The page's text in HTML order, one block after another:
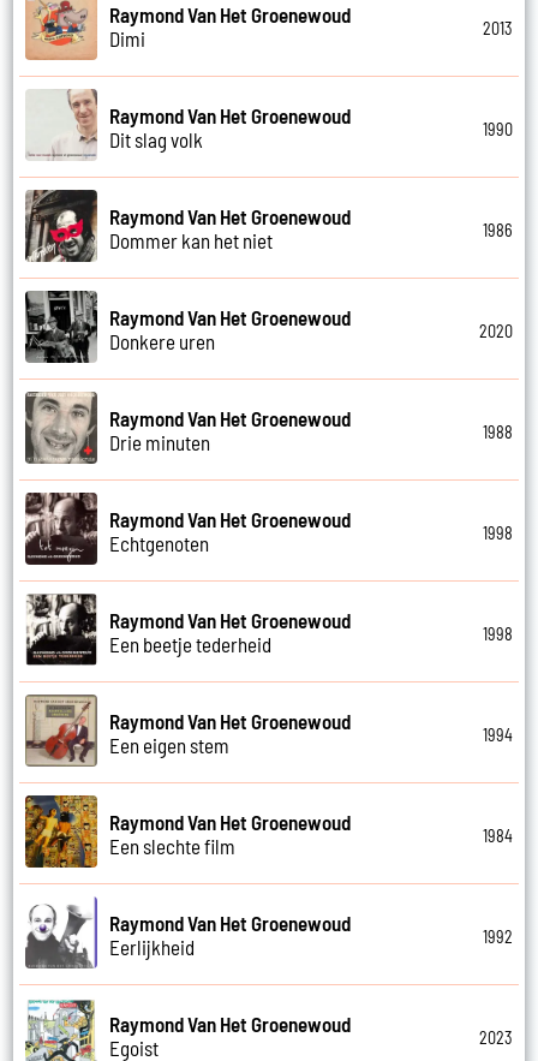
Raymond Van Het Groenewoud
Dimi
2013
Raymond Van Het Groenewoud
Dit slag volk
1990
Raymond Van Het Groenewoud
Dommer kan het niet
1986
Raymond Van Het Groenewoud
Donkere uren
2020
Raymond Van Het Groenewoud
Drie minuten
1988
Raymond Van Het Groenewoud
Echtgenoten
1998
Raymond Van Het Groenewoud
Een beetje tederheid
1998
Raymond Van Het Groenewoud
Een eigen stem
1994
Raymond Van Het Groenewoud
Een slechte film
1984
Raymond Van Het Groenewoud
Eerlijkheid
1992
Raymond Van Het Groenewoud
Egoist
2023